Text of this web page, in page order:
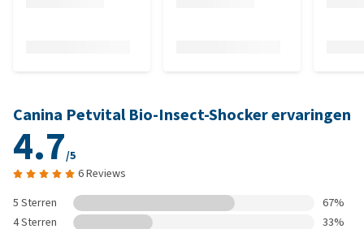
Canina Petvital Bio-Insect-Shocker ervaringen
4.7/5
6 Reviews
5 Sterren
67%
4 Sterren
33%